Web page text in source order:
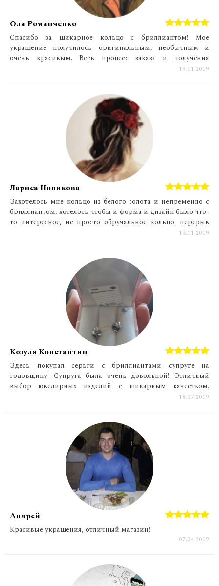
Оля Романченко
Спасибо за шикарное кольцо с бриллиантом! Мое
украшение получилось оригинальным, необычным и
очень красивым. Весь процесс заказа и получения
украшения занял совсем немного времени. Красивее
19.11.2019
Лариса Новикова
Захотелось мне кольцо из белого золота и непременно с
бриллиантом, хотелось чтобы и форма и дизайн было что-
то интересное, не просто обручальное кольцо, перерыв
весь интернет, нашла на их сайт. Понравилась
уточняют все детали. Доставили изделие прямо в руки
плюс еще все сертификаты есть. Я покупкой довольнa,
блестит и переливается, моя прелесть)
13.11.2019
Козуля Константин
Здесь покупал серьги с бриллиантами супруге на
годовщину. Супруга была очень довольной! Отличный
выбор ювелирных изделий с шикарным качеством.
18.07.2019
Андрей
Красивые украшения, отличный магазин!
07.04.2019